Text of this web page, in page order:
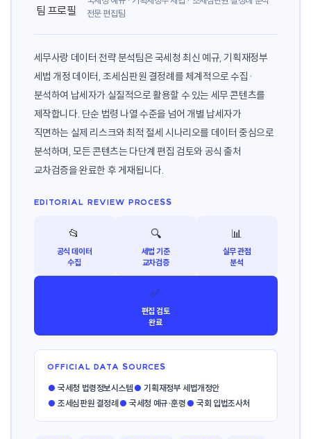
전문 편집팀
세무사랑 데이터 전략 분석팀은 국세청 최신 예규, 기획재정부
세법 개정 데이터, 조세심판원 결정례를 체계적으로 수집·
분석하여 납세자가 실질적으로 활용할 수 있는 세무 콘텐츠를
제작합니다. 단순 법령 나열 수준을 넘어 개별 납세자가
직면하는 실제 리스크와 최적 절세 시나리오를 데이터 중심으로
분석하며, 모든 콘텐츠는 다단계 편집 검토와 공식 출처
교차검증을 완료한 후 게재됩니다.
EDITORIAL REVIEW PROCESS
📂
공식 데이터
수집
🔍
세법 기준
교차검증
📊
실무 관점
분석
✅
편집 검토
완료
OFFICIAL DATA SOURCES
● 국세청 법령정보시스템● 기획재정부 세법개정안
● 조세심판원 결정례 ● 국세청 예규·훈령● 국회 입법조사처